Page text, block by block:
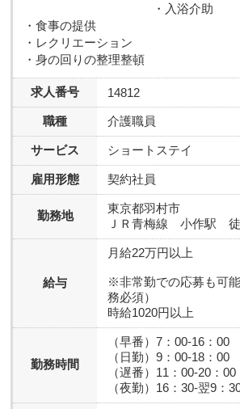
・入浴介助
・食事の提供
・レクリエーション
・身の回りの整理整頓
求人番号 14812
職種 介護職員
サービス ショートステイ
雇用形態 契約社員
勤務地
東京都羽村市
ＪＲ青梅線 小作駅
給与
月給22万円以上
※非常勤での応募も可
務必須）
時給1020円以上
勤務時間
（早番）7：00-16：00
（日勤）9：00-18：00
（遅番）11：00-20：00
（夜勤）16：30-翌9：